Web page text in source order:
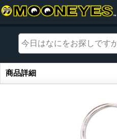
商品詳細
商品詳細